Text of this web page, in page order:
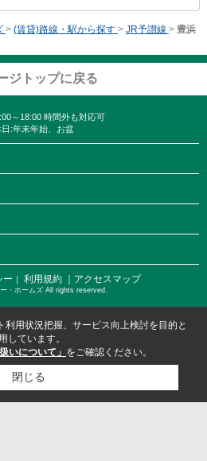
> (賃貸)路線・駅から探す > JR予讃線 > 豊浜
ジトップに戻る
～18:00 時間外も対応可
:年末年始、お盆
ー ｜ 利用規約 ｜アクセスマップ
・ホームズ All rights reserved.
用状況把握、サービス向上検討を目的と
しています。
いについて」 をご確認ください。
閉じる